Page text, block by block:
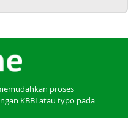
proses
KBBI atau typo pada